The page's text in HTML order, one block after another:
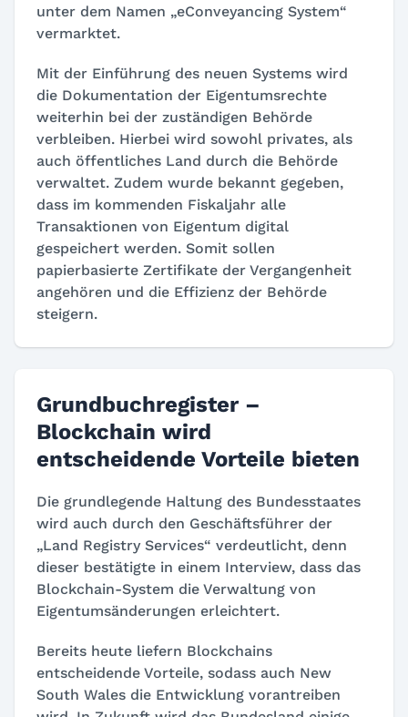
unter dem Namen „eConveyancing System“
vermarktet.
Mit der Einführung des neuen Systems wird
die Dokumentation der Eigentumsrechte
weiterhin bei der zuständigen Behörde
verbleiben. Hierbei wird sowohl privates, als
auch öffentliches Land durch die Behörde
verwaltet. Zudem wurde bekannt gegeben,
dass im kommenden Fiskaljahr alle
Transaktionen von Eigentum digital
gespeichert werden. Somit sollen
papierbasierte Zertifikate der Vergangenheit
angehören und die Effizienz der Behörde
steigern.
Grundbuchregister –
Blockchain wird
entscheidende Vorteile bieten
Die grundlegende Haltung des Bundesstaates
wird auch durch den Geschäftsführer der
„Land Registry Services“ verdeutlicht, denn
dieser bestätigte in einem Interview, dass das
Blockchain-System die Verwaltung von
Eigentumsänderungen erleichtert.
Bereits heute liefern Blockchains
entscheidende Vorteile, sodass auch New
South Wales die Entwicklung vorantreiben